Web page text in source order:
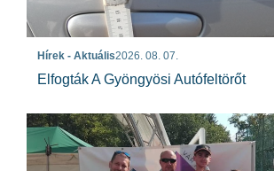
Hírek - Aktuális2026. 08. 07.
Elfogták A Gyöngyösi Autófeltörőt